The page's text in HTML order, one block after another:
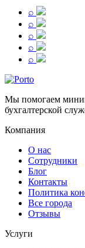
⌕
⌕
⌕
⌕
⌕
Мы помогаем
бухгалтерской
Компания
О нас
Сотрудники
Блог
Контакты
Политика
Все города
Отзывы
Услуги